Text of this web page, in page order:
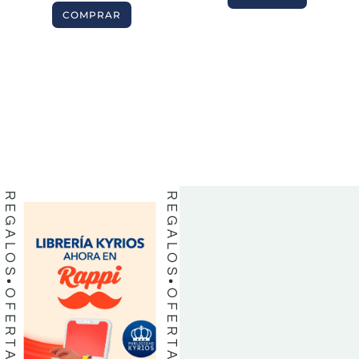
COMPRAR
REGALOS
OFERTAS
REGALOS
OFERTAS